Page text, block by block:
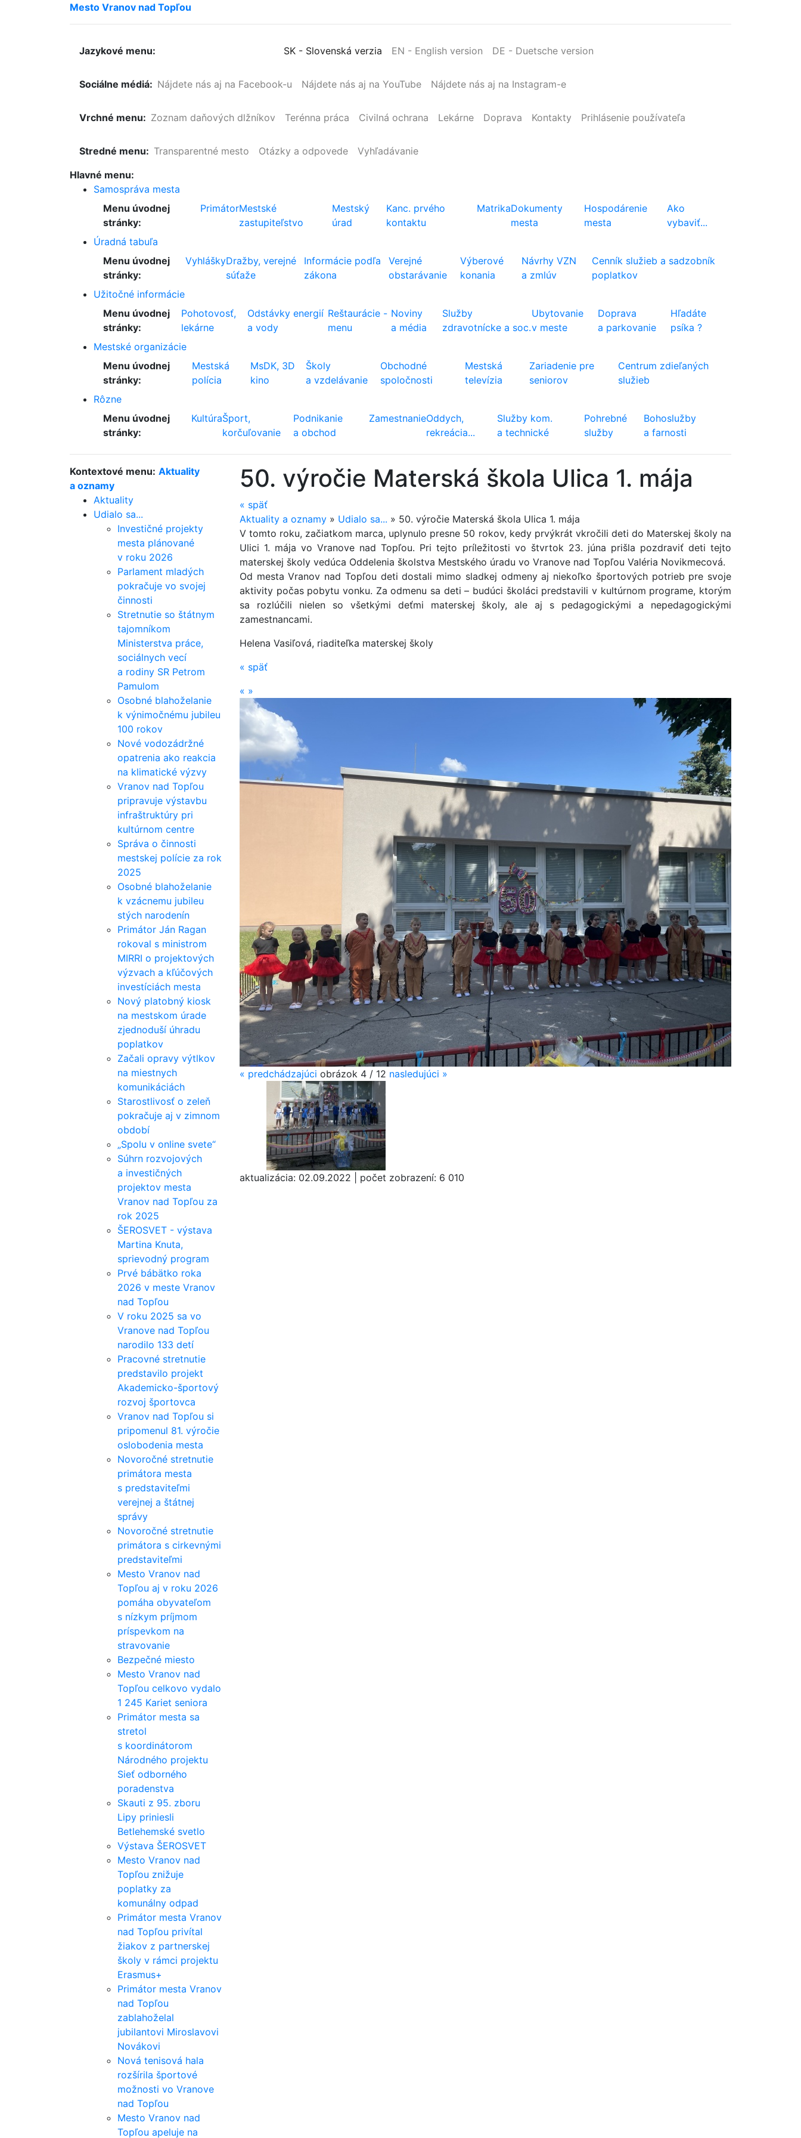
Mesto Vranov nad Topľou
Jazykové menu: SK - Slovenská verzia EN - English version DE - Duetsche version
Sociálne médiá: Nájdete nás aj na Facebook-u Nájdete nás aj na YouTube Nájdete nás aj na Instagram-e
Vrchné menu: Zoznam daňových dlžníkov Terénna práca Civilná ochrana Lekárne Doprava Kontakty Prihlásenie používateľa
Stredné menu: Transparentné mesto Otázky a odpovede
Vyhľadávanie
Hlavné menu:
Samospráva mesta
Menu úvodnej
stránky:
PrimátorMestské
zastupiteľstvo
Mestský
úrad
Kanc. prvého
kontaktu
MatrikaDokumenty
mesta
Hospodárenie
mesta
Ako
vybaviť...
Úradná tabuľa
Menu úvodnej
stránky:
VyhláškyDražby, verejné
súťaže
Informácie podľa
zákona
Verejné
obstarávanie
Výberové
konania
Návrhy VZN
a zmlúv
Cenník služieb a sadzobník
poplatkov
Užitočné informácie
Menu úvodnej
stránky:
Pohotovosť,
lekárne
Odstávky energií
a vody
Reštaurácie -
menu
Noviny
a média
Služby
zdravotnícke a soc.
Ubytovanie
v meste
Doprava
a parkovanie
Hľadáte
psíka ?
Mestské organizácie
Menu úvodnej
stránky:
Mestská
polícia
MsDK, 3D
kino
Školy
a vzdelávanie
Obchodné
spoločnosti
Mestská
televízia
Zariadenie pre
seniorov
Centrum zdieľaných
služieb
Rôzne
Menu úvodnej
stránky:
KultúraŠport,
korčuľovanie
Podnikanie
a obchod
ZamestnanieOddych,
rekreácia...
Služby kom.
a technické
Pohrebné
služby
Bohoslužby
a farnosti
Kontextové menu: Aktuality
a oznamy
Aktuality
Udialo sa...
Investičné projekty
mesta plánované
v roku 2026
Parlament mladých
pokračuje vo svojej
činnosti
Stretnutie so štátnym
tajomníkom
Ministerstva práce,
sociálnych vecí
a rodiny SR Petrom
Pamulom
Osobné blahoželanie
k výnimočnému jubileu
100 rokov
Nové vodozádržné
opatrenia ako reakcia
na klimatické výzvy
Vranov nad Topľou
pripravuje výstavbu
infraštruktúry pri
kultúrnom centre
Správa o činnosti
mestskej polície za rok
2025
Osobné blahoželanie
k vzácnemu jubileu
stých narodenín
Primátor Ján Ragan
rokoval s ministrom
MIRRI o projektových
výzvach a kľúčových
investíciách mesta
Nový platobný kiosk
na mestskom úrade
zjednoduší úhradu
poplatkov
Začali opravy výtlkov
na miestnych
komunikáciách
Starostlivosť o zeleň
pokračuje aj v zimnom
období
„Spolu v online svete“
Súhrn rozvojových
a investičných
projektov mesta
Vranov nad Topľou za
rok 2025
ŠEROSVET - výstava
Martina Knuta,
sprievodný program
Prvé bábätko roka
2026 v meste Vranov
nad Topľou
V roku 2025 sa vo
Vranove nad Topľou
narodilo 133 detí
Pracovné stretnutie
predstavilo projekt
Akademicko-športový
rozvoj športovca
Vranov nad Topľou si
pripomenul 81. výročie
oslobodenia mesta
Novoročné stretnutie
primátora mesta
s predstaviteľmi
verejnej a štátnej
správy
Novoročné stretnutie
primátora s cirkevnými
predstaviteľmi
Mesto Vranov nad
Topľou aj v roku 2026
pomáha obyvateľom
s nízkym príjmom
príspevkom na
stravovanie
Bezpečné miesto
Mesto Vranov nad
Topľou celkovo vydalo
1 245 Kariet seniora
Primátor mesta sa
stretol
s koordinátorom
Národného projektu
Sieť odborného
poradenstva
Skauti z 95. zboru
Lipy priniesli
Betlehemské svetlo
Výstava ŠEROSVET
Mesto Vranov nad
Topľou znižuje
poplatky za
komunálny odpad
Primátor mesta Vranov
nad Topľou privítal
žiakov z partnerskej
školy v rámci projektu
Erasmus+
Primátor mesta Vranov
nad Topľou
zablahoželal
jubilantovi Miroslavovi
Novákovi
Nová tenisová hala
rozšírila športové
možnosti vo Vranove
nad Topľou
Mesto Vranov nad
Topľou apeluje na
50. výročie Materská škola Ulica 1. mája
« späť
Aktuality a oznamy » Udialo sa... » 50. výročie Materská škola Ulica 1. mája
V tomto roku, začiatkom marca, uplynulo presne 50 rokov, kedy prvýkrát vkročili deti do Materskej školy na
Ulici 1. mája vo Vranove nad Topľou. Pri tejto príležitosti vo štvrtok 23. júna prišla pozdraviť deti tejto
materskej školy vedúca Oddelenia školstva Mestského úradu vo Vranove nad Topľou Valéria Novikmecová.
Od mesta Vranov nad Topľou deti dostali mimo sladkej odmeny aj niekoľko športových potrieb pre svoje
aktivity počas pobytu vonku. Za odmenu sa deti – budúci školáci predstavili v kultúrnom programe, ktorým
sa rozlúčili nielen so všetkými deťmi materskej školy, ale aj s pedagogickými a nepedagogickými
zamestnancami.
Helena Vasiľová, riaditeľka materskej školy
« späť
« »
« predchádzajúci obrázok 4 / 12 nasledujúci »
aktualizácia: 02.09.2022 počet zobrazení: 6 010